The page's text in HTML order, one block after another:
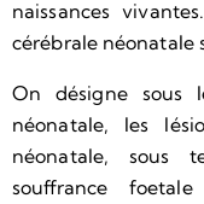
naissances
cérébrale néonatale
On désigne sous
néonatale, les
néonatale, sous
souffrance